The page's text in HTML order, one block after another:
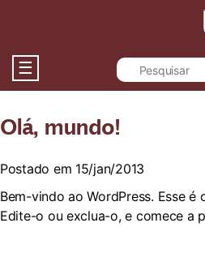
☰
Olá, mundo!
Postado em 15/jan/2013
Bem-vindo ao WordPress. Esse é
Edite-o ou exclua-o, e comece a